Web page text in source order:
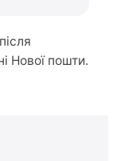
Нової пошти.